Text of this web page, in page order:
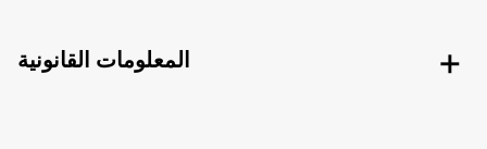
المعلومات القانونية